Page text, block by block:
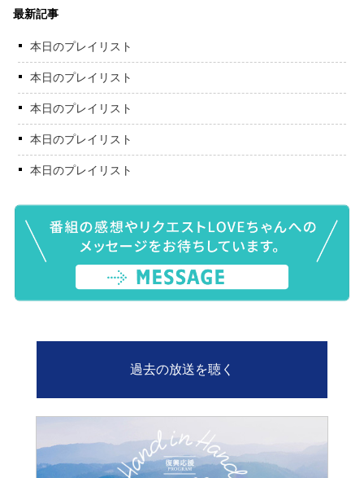
最新記事
本日のプレイリスト
本日のプレイリスト
本日のプレイリスト
本日のプレイリスト
本日のプレイリスト
過去の放送を聴く